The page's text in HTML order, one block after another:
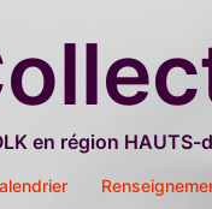
en région